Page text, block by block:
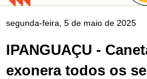
segunda-feira, 5 de maio de 2025
IPANGUAÇU -
exonera todos os